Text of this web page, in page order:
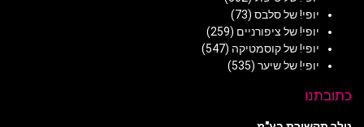
יופי! של סלבס (73)
יופי! של ציפורניים (259)
יופי! של קוסמטיקה (547)
יופי! של שיער (535)
כתובתנו